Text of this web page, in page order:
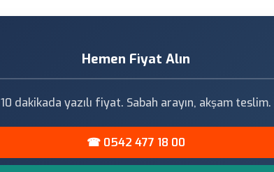
Hemen Fiyat Alın
10 dakikada yazılı fiyat. Sabah arayın, akşam teslim.
☎ 0542 477 18 00